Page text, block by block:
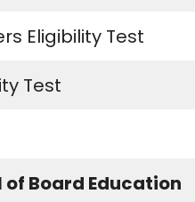
Eligibility Test
Test
Board Education